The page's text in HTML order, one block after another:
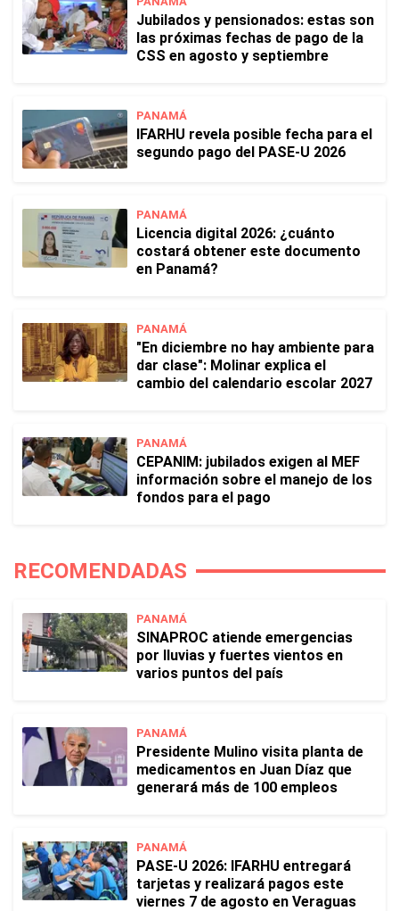
Jubilados y pensionados: estas son
las próximas fechas de pago de la
CSS en agosto y septiembre
PANAMÁ
IFARHU revela posible fecha para el
segundo pago del PASE-U 2026
PANAMÁ
Licencia digital 2026: ¿cuánto
costará obtener este documento
en Panamá?
PANAMÁ
"En diciembre no hay ambiente para
dar clase": Molinar explica el
cambio del calendario escolar 2027
PANAMÁ
CEPANIM: jubilados exigen al MEF
información sobre el manejo de los
fondos para el pago
RECOMENDADAS
PANAMÁ
SINAPROC atiende emergencias
por lluvias y fuertes vientos en
varios puntos del país
PANAMÁ
Presidente Mulino visita planta de
medicamentos en Juan Díaz que
generará más de 100 empleos
PANAMÁ
PASE-U 2026: IFARHU entregará
tarjetas y realizará pagos este
viernes 7 de agosto en Veraguas